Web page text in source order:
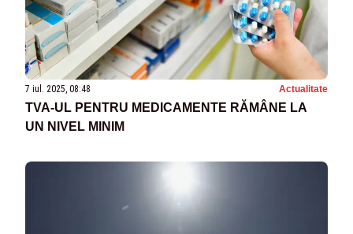
7 iul. 2025, 08:48 Actualitate
TVA-UL PENTRU MEDICAMENTE RĂMÂNE LA
UN NIVEL MINIM